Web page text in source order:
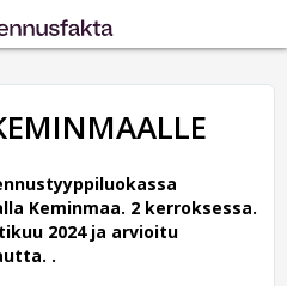
Keminmaa. 2 kerroksessa.
2024 ja arvioitu
.